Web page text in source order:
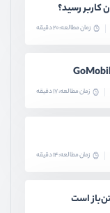
زمان مطالعه: 20 دقیقه
زمان مطالعه: 17 دقیقه
زمان مطالعه: 14 دقیقه